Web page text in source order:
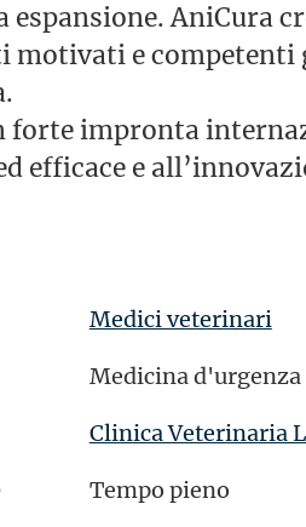
AniCura
motivati e competenti
forte impronta
efficace e
Medici veterinari
Medicina d'urgenza
Clinica Veterinaria
Tempo pieno